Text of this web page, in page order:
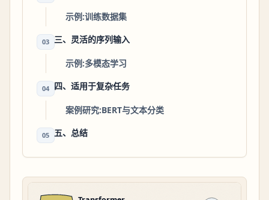
示例:训练数据集
03 三、灵活的序列输入
示例:多模态学习
04 四、适用于复杂任务
案例研究:BERT与文本分类
05 五、总结